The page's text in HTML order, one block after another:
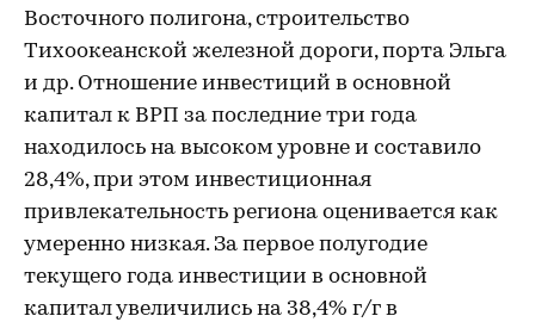
Восточного полигона, строительство
Тихоокеанской железной дороги, порта Эльга
и др. Отношение инвестиций в основной
капитал к ВРП за последние три года
находилось на высоком уровне и составило
28,4%, при этом инвестиционная
привлекательность региона оценивается как
умеренно низкая. За первое полугодие
текущего года инвестиции в основной
капитал увеличились на 38,4% г/г в